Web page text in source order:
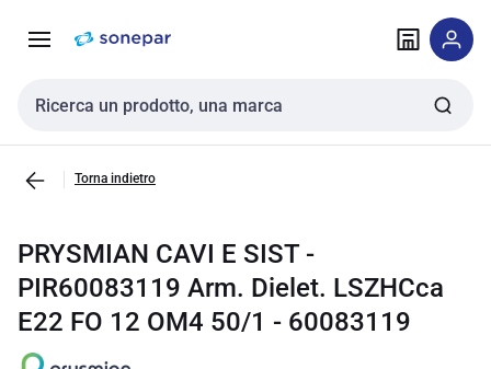
navigazione alla
Cerca input
Torna indietro
PRYSMIAN CAVI E SIST -
PIR60083119 Arm. Dielet. LSZHCca
E22 FO 12 OM4 50/1 - 60083119